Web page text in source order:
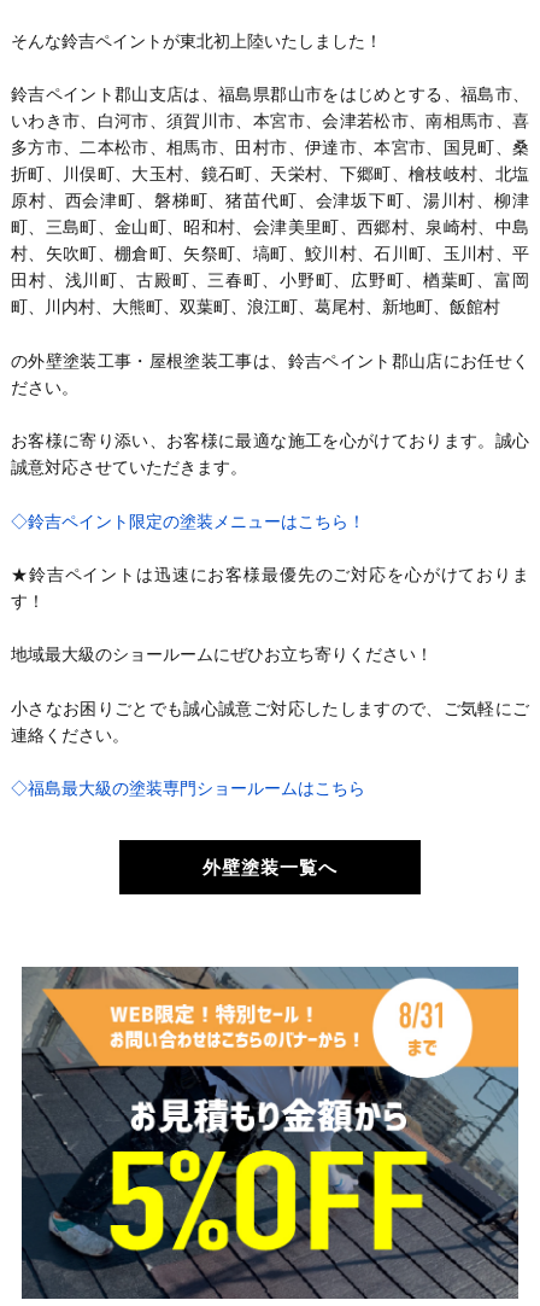
そんな鈴吉ペイントが東北初上陸いたしました！
鈴吉ペイント郡山支店は、福島県郡山市をはじめとする、福島市、
いわき市、白河市、須賀川市、本宮市、会津若松市、南相馬市、喜
多方市、二本松市、相馬市、田村市、伊達市、本宮市、国見町、桑
折町、川俣町、大玉村、鏡石町、天栄村、下郷町、檜枝岐村、北塩
原村、西会津町、磐梯町、猪苗代町、会津坂下町、湯川村、柳津
町、三島町、金山町、昭和村、会津美里町、西郷村、泉崎村、中島
村、矢吹町、棚倉町、矢祭町、塙町、鮫川村、石川町、玉川村、平
田村、浅川町、古殿町、三春町、小野町、広野町、楢葉町、富岡
町、川内村、大熊町、双葉町、浪江町、葛尾村、新地町、飯館村
の外壁塗装工事・屋根塗装工事は、鈴吉ペイント郡山店にお任せく
ださい。
お客様に寄り添い、お客様に最適な施工を心がけております。誠心
誠意対応させていただきます。
◇鈴吉ペイント限定の塗装メニューはこちら！
★鈴吉ペイントは迅速にお客様最優先のご対応を心がけておりま
す！
地域最大級のショールームにぜひお立ち寄りください！
小さなお困りごとでも誠心誠意ご対応したしますので、ご気軽にご
連絡ください。
◇福島最大級の塗装専門ショールームはこちら
外壁塗装一覧へ